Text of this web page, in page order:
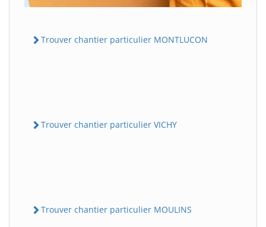
Trouver chantier particulier MONTLUCON
Trouver chantier particulier VICHY
Trouver chantier particulier MOULINS